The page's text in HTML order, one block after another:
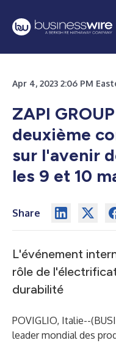
Apr 4, 2023 2:06 PM
ZAPI
deuxième
sur l'avenir
les 9 et 10
Share
L'événement
rôle de
durabilité
POVIGLIO, Italie--(
leader mondial des